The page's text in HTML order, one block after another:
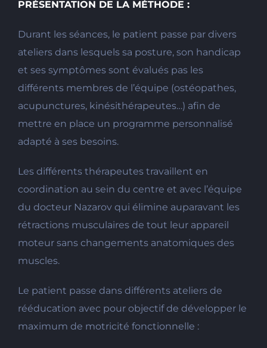
PRÉSENTATION DE LA MÉTHODE :
Durant les séances, le patient passe par divers
ateliers dans lesquels sa posture, son handicap
et ses symptômes sont évalués pas les
différents membres de l’équipe (ostéopathes,
acupunctures, kinésithérapeutes…) afin de
mettre en place un programme personnalisé
adapté à ses besoins.
Les différents thérapeutes travaillent en
coordination au sein du centre et avec l’équipe
du docteur Nazarov qui élimine auparavant les
rétractions musculaires de tout leur appareil
moteur sans changements anatomiques des
muscles.
Le patient passe dans différents ateliers de
rééducation avec pour objectif de développer le
maximum de motricité fonctionnelle :